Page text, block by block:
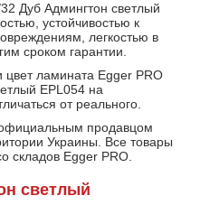
Дуб Админгтон светлый
устойчивостью к
легкостью в
сроком гарантии.
цвет ламината Egger PRO
EPL054 на
от реального.
продавцом
Украины. Все товары
складов Egger PRO.
светлый